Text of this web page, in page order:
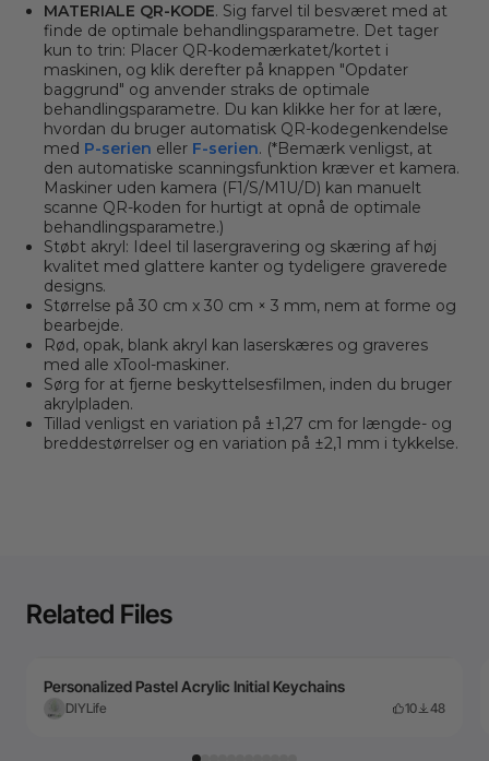
MATERIALE QR-KODE. Sig farvel til besværet med at
finde de optimale behandlingsparametre. Det tager
kun to trin: Placer QR-kodemærkatet/kortet i
maskinen, og klik derefter på knappen "Opdater
baggrund" og anvender straks de optimale
behandlingsparametre. Du kan klikke her for at lære,
hvordan du bruger automatisk QR-kodegenkendelse
med P-serien eller F-serien. (*Bemærk venligst, at
den automatiske scanningsfunktion kræver et kamera.
Maskiner uden kamera (F1/S/M1U/D) kan manuelt
scanne QR-koden for hurtigt at opnå de optimale
behandlingsparametre.)
Støbt akryl: Ideel til lasergravering og skæring af høj
kvalitet med glattere kanter og tydeligere graverede
designs.
Størrelse på 30 cm x 30 cm × 3 mm, nem at forme og
bearbejde.
Rød, opak, blank akryl kan laserskæres og graveres
med alle xTool-maskiner.
Sørg for at fjerne beskyttelsesfilmen, inden du bruger
akrylpladen.
Tillad venligst en variation på ±1,27 cm for længde- og
breddestørrelser og en variation på ±2,1 mm i tykkelse.
Related Files
Personalized Pastel Acrylic Initial Keychains
DIYLife 10 48